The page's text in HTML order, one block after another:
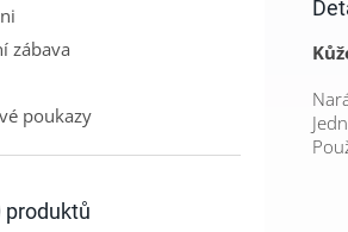
zábava
poukazy
produktů